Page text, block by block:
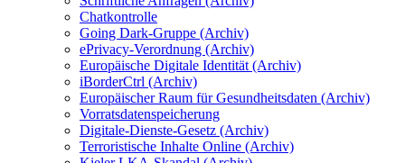
Chatkontrolle
Going Dark-Gruppe (Archiv)
ePrivacy-Verordnung (Archiv)
Europäische Digitale Identität (Archiv)
iBorderCtrl (Archiv)
Europäischer Raum für Gesundheitsdaten (Archiv)
Vorratsdatenspeicherung
Digitale-Dienste-Gesetz (Archiv)
Terroristische Inhalte Online (Archiv)